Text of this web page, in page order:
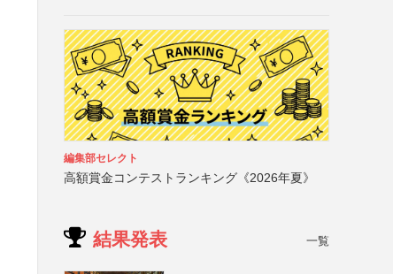
編集部セレクト
高額賞金コンテストランキング《2026年夏》
結果発表 一覧